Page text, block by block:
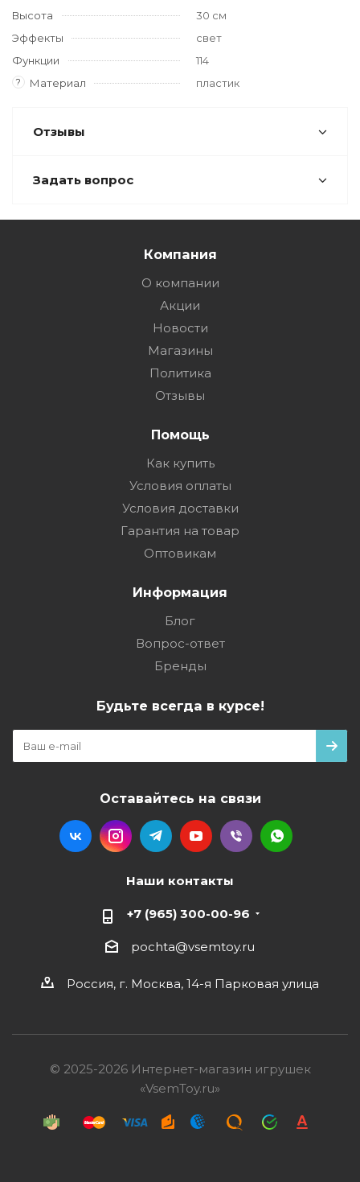
Высота
30 см
Эффекты
свет
Функции
114
? Материал пластик
Отзывы
Задать вопрос
Компания
О компании
Акции
Новости
Магазины
Политика
Отзывы
Помощь
Как купить
Условия оплаты
Условия доставки
Гарантия на товар
Оптовикам
Информация
Блог
Вопрос-ответ
Бренды
Будьте всегда в курсе!
Оставайтесь на связи
Наши контакты
+7 (965) 300-00-96
pochta@vsemtoy.ru
Россия, г. Москва, 14-я Парковая улица
© 2025-2026 Интернет-магазин игрушек
«VsemToy.ru»